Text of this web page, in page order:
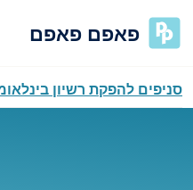
פאפם פאפם
סניפים להפקת רשיון